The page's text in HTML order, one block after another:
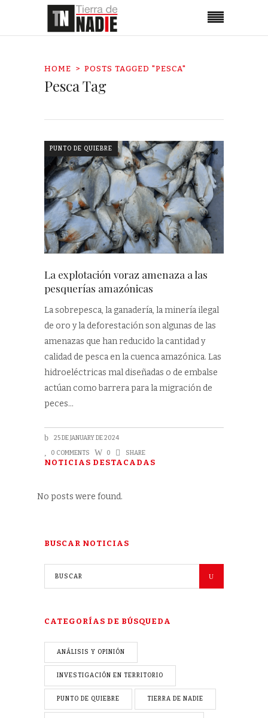
HOME POSTS TAGGED "PESCA"
Pesca Tag
PUNTO DE QUIEBRE
La explotación voraz amenaza a las
pesquerías amazónicas
La sobrepesca, la ganadería, la minería ilegal
de oro y la deforestación son algunas de las
amenazas que han reducido la cantidad y
calidad de pesca en la cuenca amazónica. Las
hidroeléctricas mal diseñadas o de embalse
actúan como barrera para la migración de
peces
25 DE JANUARY DE 2024
0 COMMENTS 0 SHARE
NOTICIAS DESTACADAS
No posts were found.
BUSCAR NOTICIAS
CATEGORÍAS DE BÚSQUEDA
ANÁLISIS Y OPINIÓN
INVESTIGACIÓN EN TERRITORIO
PUNTO DE QUIEBRE TIERRA DE NADIE